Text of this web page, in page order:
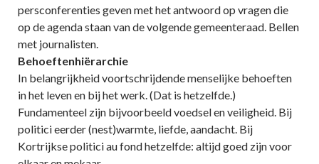
persconferenties geven met het antwoord op vragen die
op de agenda staan van de volgende gemeenteraad. Bellen
met journalisten.
Behoeftenhiërarchie
In belangrijkheid voortschrijdende menselijke behoeften
in het leven en bij het werk. (Dat is hetzelfde.)
Fundamenteel zijn bijvoorbeeld voedsel en veiligheid. Bij
politici eerder (nest)warmte, liefde, aandacht. Bij
Kortrijkse politici au fond hetzelfde: altijd goed zijn voor